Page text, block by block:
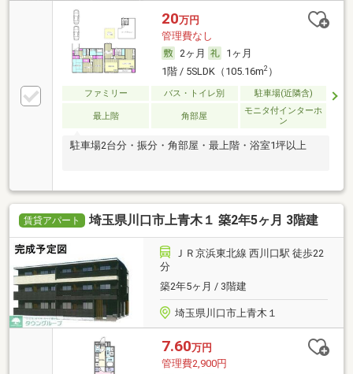
20万円
管理費なし
2ヶ月
1ヶ月
1階 / 5SLDK（105.16m2）
ファミリー バス・トイレ別 駐車場(近隣含)
最上階 角部屋
モニタ付インターホ
ン
駐車場2台分・振分・角部屋・最上階・浴室1坪以上
賃貸アパート 埼玉県川口市上青木１ 築2年5ヶ月 3階建
ＪＲ京浜東北線 西川口駅 徒歩22
分
築2年5ヶ月 / 3階建
埼玉県川口市上青木１
7.60万円
管理費2,900円